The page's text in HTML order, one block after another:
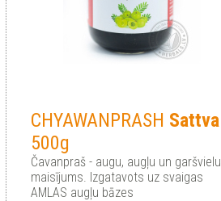
CHYAWANPRASH Sattva
500g
Čavanpraš - augu, augļu un garšvielu
maisījums. Izgatavots uz svaigas
AMLAS augļu bāzes